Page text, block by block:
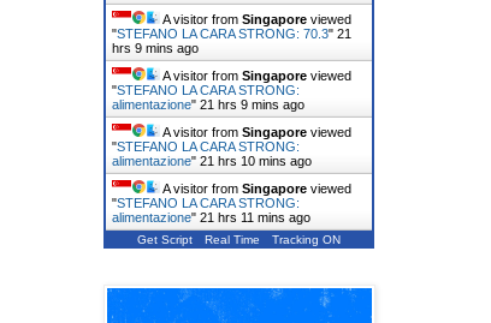
A visitor from Singapore viewed
"STEFANO LA CARA STRONG: 70.3" 21
hrs 9 mins ago
A visitor from Singapore viewed
"STEFANO LA CARA STRONG:
alimentazione" 21 hrs 9 mins ago
A visitor from Singapore viewed
"STEFANO LA CARA STRONG:
alimentazione" 21 hrs 10 mins ago
A visitor from Singapore viewed
"STEFANO LA CARA STRONG:
alimentazione" 21 hrs 11 mins ago
Get Script Real Time Tracking ON